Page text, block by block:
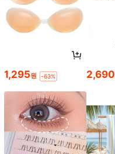
1,295원 -63% 2,690